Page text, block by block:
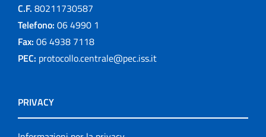
C.F. 80211730587
Telefono: 06 4990 1
Fax: 06 4938 7118
PEC: protocollo.centrale@pec.iss.it
PRIVACY